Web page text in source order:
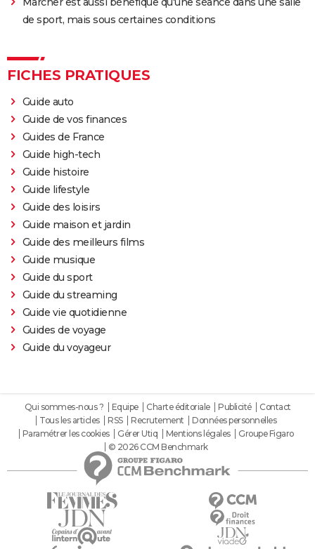
de sport, mais sous certaines conditions
FICHES PRATIQUES
Guide auto
Guide de vos finances
Guides de France
Guide high-tech
Guide histoire
Guide lifestyle
Guide des loisirs
Guide maison et jardin
Guide des meilleurs films
Guide musique
Guide du sport
Guide du streaming
Guide vie quotidienne
Guides de voyage
Guide du voyageur
Qui sommes-nous ? Equipe Charte éditoriale Publicité
Contact
Tous les articles
RSS Recrutement
Données personnelles
Paramétrer les cookies
Gérer Utiq Mentions légales
Groupe Figaro
© 2026 CCM Benchmark